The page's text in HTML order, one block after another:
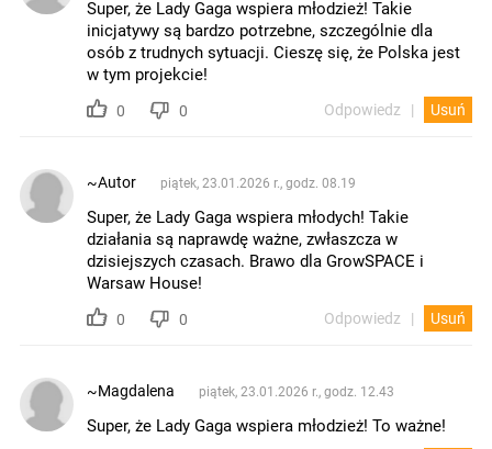
Super, że Lady Gaga wspiera młodzież! Takie
inicjatywy są bardzo potrzebne, szczególnie dla
osób z trudnych sytuacji. Cieszę się, że Polska jest
w tym projekcie!
0 0 Odpowiedz Usuń
~Autor piątek, 23.01.2026 r., godz. 08.19
Super, że Lady Gaga wspiera młodych! Takie
działania są naprawdę ważne, zwłaszcza w
dzisiejszych czasach. Brawo dla GrowSPACE i
Warsaw House!
0 0 Odpowiedz Usuń
~Magdalena piątek, 23.01.2026 r., godz. 12.43
Super, że Lady Gaga wspiera młodzież! To ważne!